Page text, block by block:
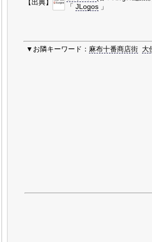
【出典】
「 JLogos」
▼お隣キーワード： 麻布十番商店街 大